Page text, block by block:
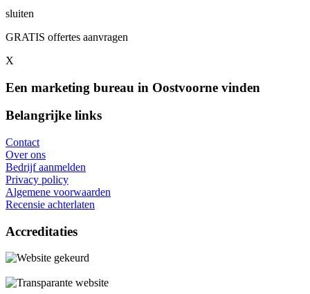
sluiten
GRATIS offertes aanvragen
X
Een marketing bureau in Oostvoorne vinden
Belangrijke links
Contact
Over ons
Bedrijf aanmelden
Privacy policy
Algemene voorwaarden
Recensie achterlaten
Accreditaties